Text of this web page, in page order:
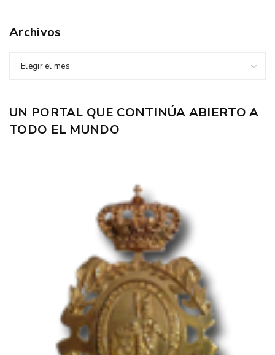
Archivos
Elegir el mes
UN PORTAL QUE CONTINÚA ABIERTO A
TODO EL MUNDO